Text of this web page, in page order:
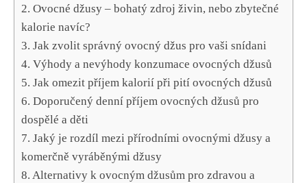
2. Ovocné džusy – bohatý zdroj živin, nebo zbytečné
kalorie navíc?
3. Jak zvolit⁤ správný ovocný džus ‌pro‍ vaši snídani
4. Výhody ‍a ⁣nevýhody konzumace ovocných džusů
5. Jak omezit příjem kalorií při pití ovocných džusů
6.⁤ Doporučený denní příjem ovocných džusů pro
dospělé a děti
7. Jaký je rozdíl mezi přírodními ovocnými džusy⁣ a
komerčně‌ vyráběnými džusy
8. Alternativy k ovocným džusům⁢ pro zdravou a